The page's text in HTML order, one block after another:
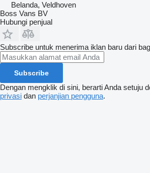
Belanda, Veldhoven
Boss Vans BV
Hubungi penjual
Subscribe untuk menerima iklan baru dari
Subscribe
Dengan mengklik di sini, berarti Anda setuju
privasi dan perjanjian pengguna.